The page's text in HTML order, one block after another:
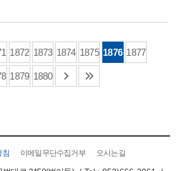
1872 1873 1874 1875 1876 1877
1879 1880
침 이메일무단수집거부 오시는길